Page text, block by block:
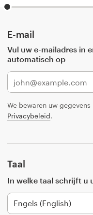
E-mail
Vul uw e-mailadres in
automatisch op
We bewaren uw
Privacybeleid.
Taal
In welke taal schrijft u
Ontwerpdiensten
Ontwerpwedstrijden
1-op-1 projecten
Vind een designer
99designs Studio